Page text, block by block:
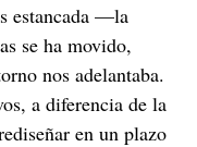
estancada —la
se ha movido,
nos adelantaba.
a diferencia de la
en un plazo